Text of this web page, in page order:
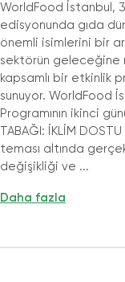
- Gazeteci,
İstanbul
Platformu
WorldFood İstanbul,
edisyonunda gıda
önemli isimlerini bir
sektörün geleceğine
kapsamlı bir etkinlik
sunuyor. WorldFood
Programının ikinci
TABAĞI: İKLİM DOSTU
teması altında
değişikliği ve ...
Daha fazla